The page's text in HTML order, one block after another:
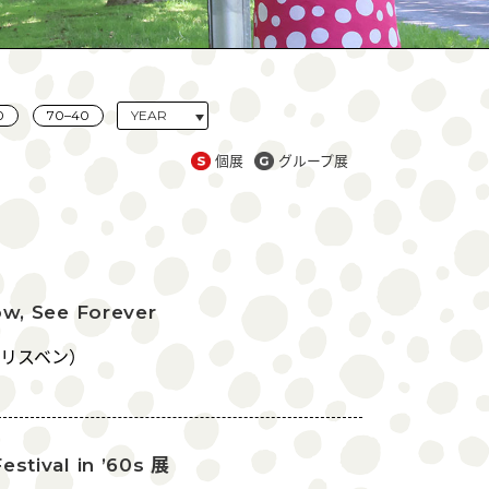
70–40
個展 グループ展
See Forever
スベン）
in ’60s 展